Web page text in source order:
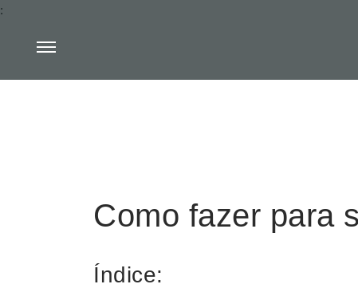
:
Como fazer para
Índice: